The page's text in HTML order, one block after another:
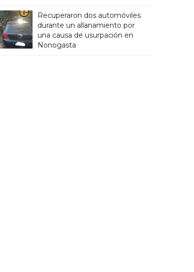
Recuperaron dos automóviles
durante un allanamiento por
una causa de usurpación en
Nonogasta